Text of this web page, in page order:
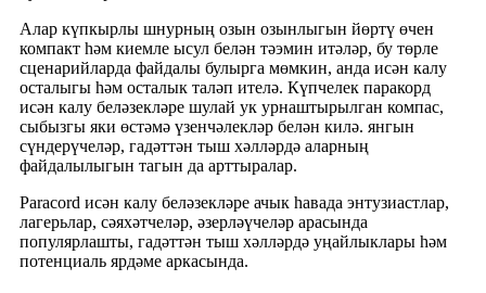
Алар күпкырлы шнурның озын озынлыгын йөртү өчен
компакт һәм киемле ысул белән тәэмин итәләр, бу төрле
сценарийларда файдалы булырга мөмкин, анда исән калу
осталыгы һәм осталык таләп ителә. Күпчелек паракорд
исән калу беләзекләре шулай ук ​​урнаштырылган компас,
сыбызгы яки өстәмә үзенчәлекләр белән килә. янгын
сүндерүчеләр, гадәттән тыш хәлләрдә аларның
файдалылыгын тагын да арттыралар.
Paracord исән калу беләзекләре ачык һавада энтузиастлар,
лагерьлар, сәяхәтчеләр, әзерләүчеләр арасында
популярлашты, гадәттән тыш хәлләрдә уңайлыклары һәм
потенциаль ярдәме аркасында.